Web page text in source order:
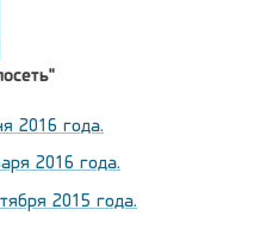
2016 года.
2016 года.
2015 года.